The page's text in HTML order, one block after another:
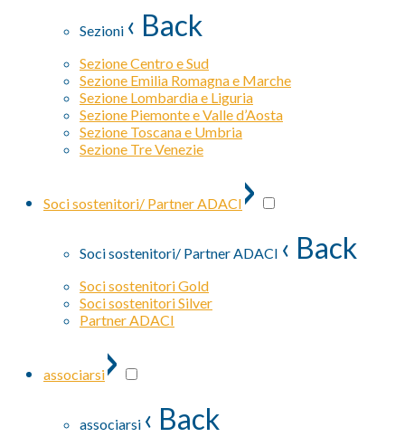
Sezioni ‹ Back
Sezione Centro e Sud
Sezione Emilia Romagna e Marche
Sezione Lombardia e Liguria
Sezione Piemonte e Valle d’Aosta
Sezione Toscana e Umbria
Sezione Tre Venezie
Soci sostenitori/ Partner ADACI ›
Soci sostenitori/ Partner ADACI ‹ Back
Soci sostenitori Gold
Soci sostenitori Silver
Partner ADACI
associarsi›
associarsi ‹ Back